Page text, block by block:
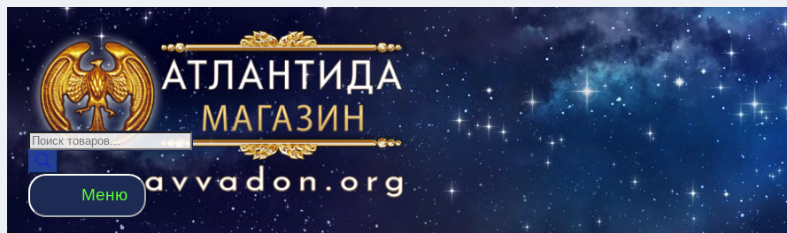
Перейти
к
навигации
Перейти
к
содержимому
Поиск
товаров
Меню